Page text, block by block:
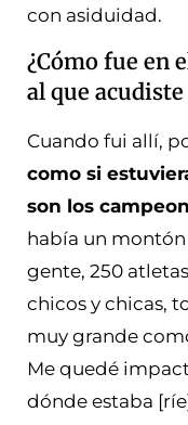
con asiduidad.
¿Cómo fue en
al que acudiste
Cuando fui allí,
como si
son los
había un
gente, 250
chicos y chicas,
muy grande
Me quedé
dónde estaba